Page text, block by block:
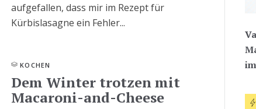
aufgefallen, dass mir im Rezept für
Kürbislasagne ein Fehler...
KOCHEN
Dem Winter trotzen mit
Macaroni-and-Cheese